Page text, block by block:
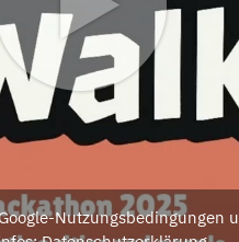
Nutzungsbedingungen